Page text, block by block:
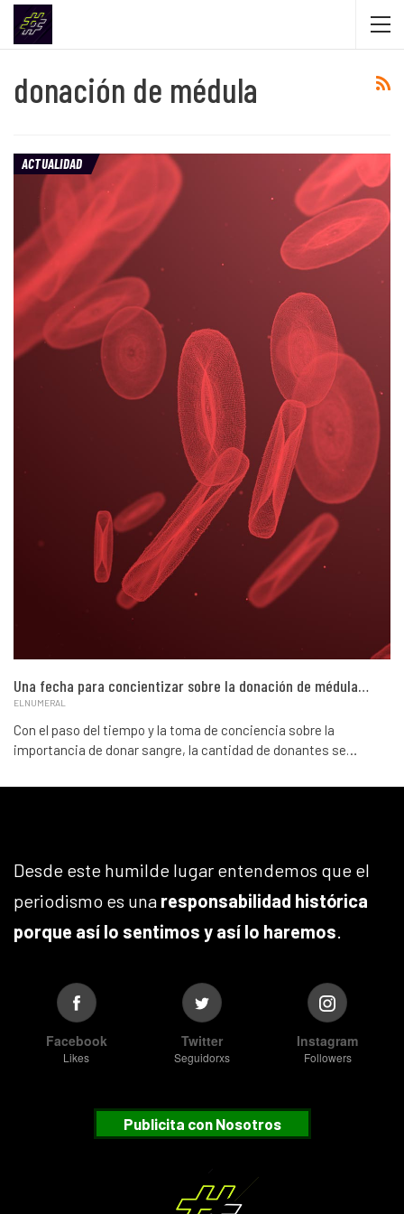
donación de médula
ACTUALIDAD
Una fecha para concientizar sobre la donación de médula…
ELNUMERAL
Con el paso del tiempo y la toma de conciencia sobre la
importancia de donar sangre, la cantidad de donantes se…
Desde este humilde lugar entendemos que el
periodismo es una responsabilidad histórica
porque así lo sentimos y así lo haremos.
Facebook
Likes
Twitter
Seguidorxs
Instagram
Followers
Publicita con Nosotros